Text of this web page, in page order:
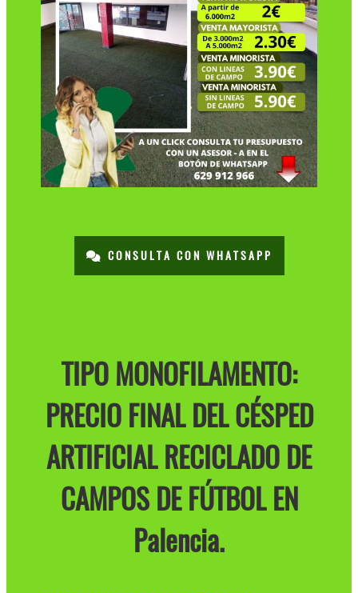
CONSULTA CON WHATSAPP
TIPO MONOFILAMENTO:
PRECIO FINAL DEL CÉSPED
ARTIFICIAL RECICLADO DE
CAMPOS DE FÚTBOL EN
Palencia.